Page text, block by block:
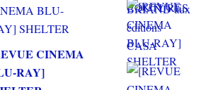
CINEMA
RAY]